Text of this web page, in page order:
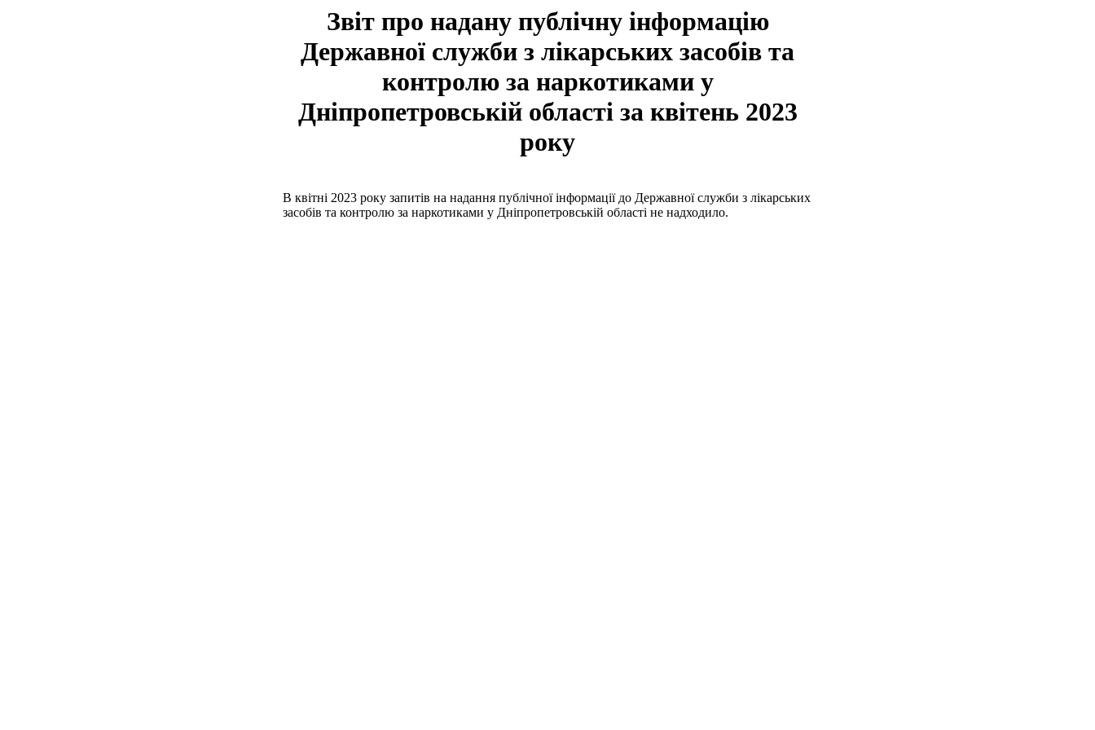
Звіт про надану публічну інформацію
Державної служби з лікарських засобів та
контролю за наркотиками у
Дніпропетровській області за квітень 2023
року
В квітні 2023 року запитів на надання публічної інформації до Державної служби з лікарських
засобів та контролю за наркотиками у Дніпропетровській області не надходило.